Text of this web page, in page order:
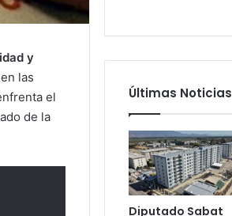
y
las
el
de la
Últimas Noticias
Diputado Sabat